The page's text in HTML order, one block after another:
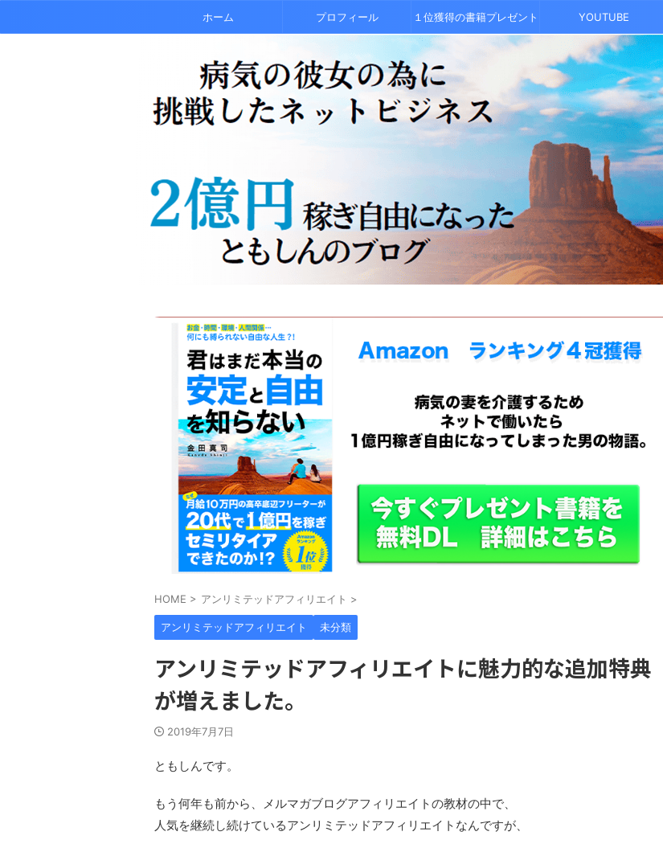
ホーム プロフィール １位獲得の書籍プレゼント YOUTUBE
HOME > アンリミテッドアフィリエイト >
アンリミテッドアフィリエイト 未分類
アンリミテッドアフィリエイトに魅力的な追加特典
が増えました。
2019年7月7日
ともしんです。
もう何年も前から、メルマガブログアフィリエイトの教材の中で、
人気を継続し続けているアンリミテッドアフィリエイトなんですが、